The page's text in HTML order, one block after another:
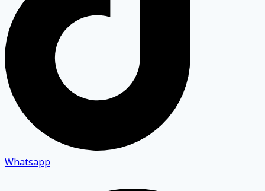
Whatsapp